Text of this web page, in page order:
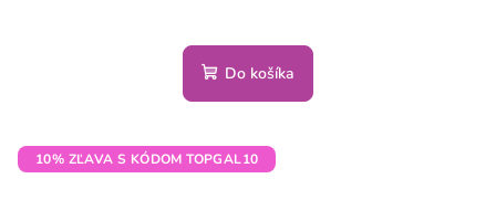
Do košíka
10% ZĽAVA S KÓDOM TOPGAL10